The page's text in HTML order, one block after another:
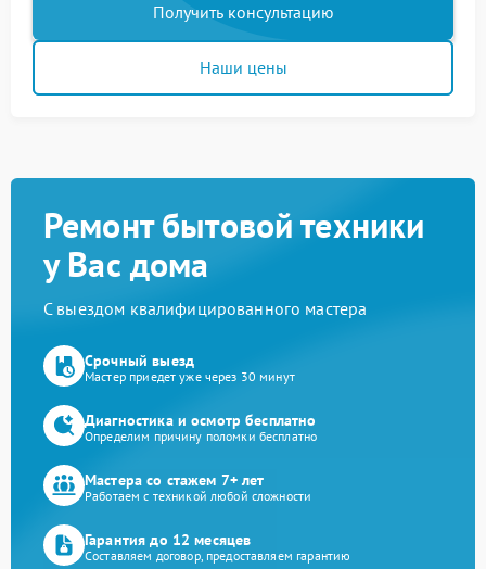
Получить консультацию
Наши цены
Ремонт бытовой техники
у Вас дома
С выездом квалифицированного мастера
Срочный выезд
Мастер приедет уже через 30 минут
Диагностика и осмотр бесплатно
Определим причину поломки бесплатно
Мастера со стажем 7+ лет
Работаем с техникой любой сложности
Гарантия до 12 месяцев
Составляем договор, предоставляем гарантию